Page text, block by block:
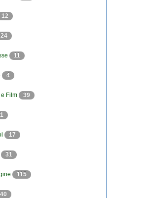
12
24
11
4
Film 39
17
31
115
40